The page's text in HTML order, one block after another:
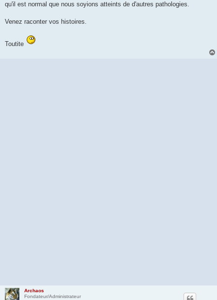
qu'il est normal que nous soyions atteints de d'autres pathologies.
Venez raconter vos histoires.
Toutite
Archaos
Fondateur/Administrateur